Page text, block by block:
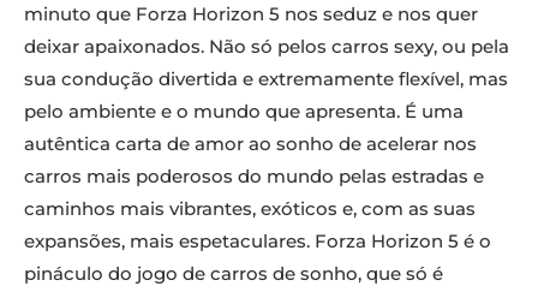
minuto que Forza Horizon 5 nos seduz e nos quer
deixar apaixonados. Não só pelos carros sexy, ou pela
sua condução divertida e extremamente flexível, mas
pelo ambiente e o mundo que apresenta. É uma
autêntica carta de amor ao sonho de acelerar nos
carros mais poderosos do mundo pelas estradas e
caminhos mais vibrantes, exóticos e, com as suas
expansões, mais espetaculares. Forza Horizon 5 é o
pináculo do jogo de carros de sonho, que só é